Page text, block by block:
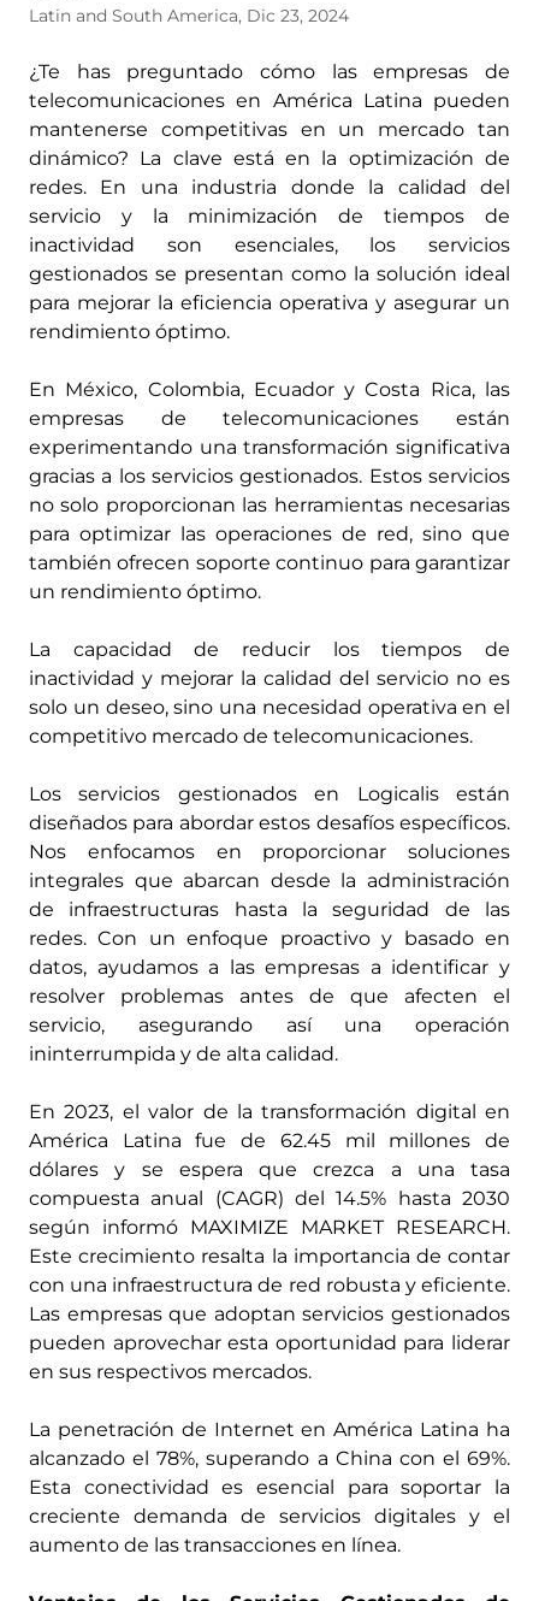
Latin and South America, Dic 23, 2024
¿Te has preguntado cómo las empresas de
telecomunicaciones en América Latina pueden
mantenerse competitivas en un mercado tan
dinámico? La clave está en la optimización de
redes. En una industria donde la calidad del
servicio y la minimización de tiempos de
inactividad son esenciales, los servicios
gestionados se presentan como la solución ideal
para mejorar la eficiencia operativa y asegurar un
rendimiento óptimo.
En México, Colombia, Ecuador y Costa Rica, las
empresas de telecomunicaciones están
experimentando una transformación significativa
gracias a los servicios gestionados. Estos servicios
no solo proporcionan las herramientas necesarias
para optimizar las operaciones de red, sino que
también ofrecen soporte continuo para garantizar
un rendimiento óptimo.
La capacidad de reducir los tiempos de
inactividad y mejorar la calidad del servicio no es
solo un deseo, sino una necesidad operativa en el
competitivo mercado de telecomunicaciones.
Los servicios gestionados en Logicalis están
diseñados para abordar estos desafíos específicos.
Nos enfocamos en proporcionar soluciones
integrales que abarcan desde la administración
de infraestructuras hasta la seguridad de las
redes. Con un enfoque proactivo y basado en
datos, ayudamos a las empresas a identificar y
resolver problemas antes de que afecten el
servicio, asegurando así una operación
ininterrumpida y de alta calidad.
En 2023, el valor de la transformación digital en
América Latina fue de 62.45 mil millones de
dólares y se espera que crezca a una tasa
compuesta anual (CAGR) del 14.5% hasta 2030​
según informó MAXIMIZE MARKET RESEARCH.
Este crecimiento resalta la importancia de contar
con una infraestructura de red robusta y eficiente.
Las empresas que adoptan servicios gestionados
pueden aprovechar esta oportunidad para liderar
en sus respectivos mercados.
La penetración de Internet en América Latina ha
alcanzado el 78%, superando a China con el 69%.
Esta conectividad es esencial para soportar la
creciente demanda de servicios digitales y el
aumento de las transacciones en línea.